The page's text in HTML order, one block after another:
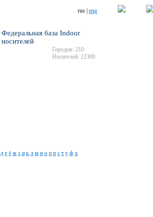
rus | eng
Федеральная база Indoor
носителей
Городов: 210
Носителей: 12309
д е ё ж з и к л м н о п р с т у ф х